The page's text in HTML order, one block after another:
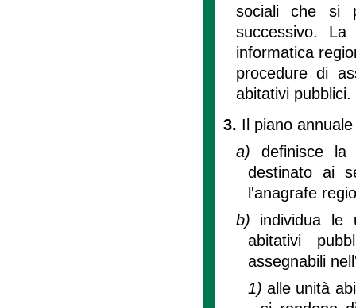
sociali che si
successivo.
informatica
procedure di
abitativi pubblici.
3. Il piano
a) definisce la
destinato ai
l'anagrafe
b) individua le
abitativi
assegnabili
1)alle unità